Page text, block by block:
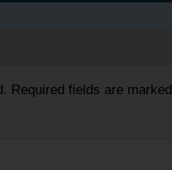
Required fields are marked